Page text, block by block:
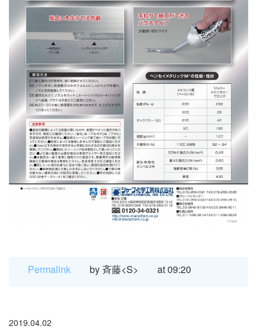
Permalink by 斉藤<S> at 09:20
2019.04.02